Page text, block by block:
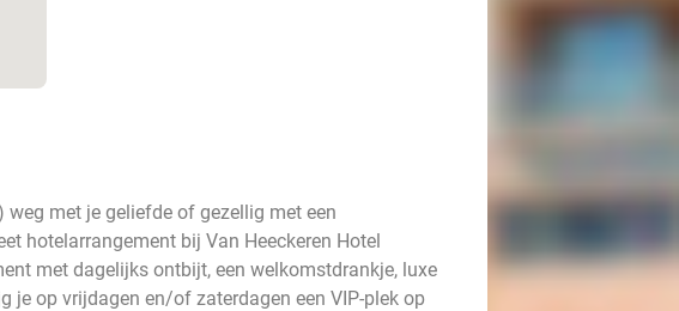
met je geliefde of gezellig met een
hotelarrangement bij Van Heeckeren Hotel
met dagelijks ontbijt, een welkomstdrankje, luxe
je op vrijdagen en/of zaterdagen een VIP-plek op